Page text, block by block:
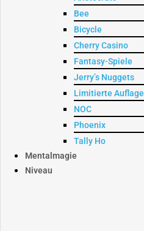
Bee
Bicycle
Cherry Casino
Fantasy-Spiele
Jerry’s Nuggets
Limitierte Auflage
NOC
Phoenix
Tally Ho
Mentalmagie
Niveau